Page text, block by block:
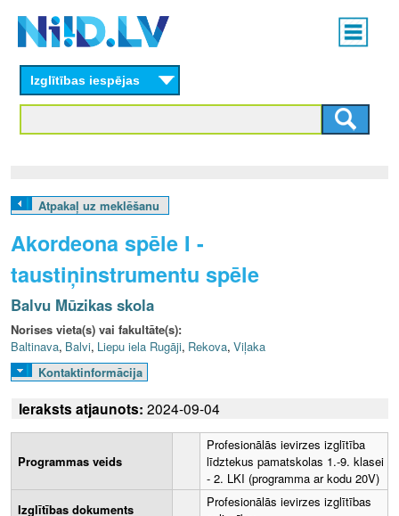
content
Main
menu
L
V
Izglītības iespējas
Atpakaļ uz meklēšanu
Akordeona spēle I -
taustiņinstrumentu spēle
Balvu Mūzikas skola
Norises vieta(s) vai fakultāte(s):
Baltinava, Balvi, Liepu iela Rugāji, Rekova, Viļaka
Kontaktinformācija
Ieraksts atjaunots: 2024-09-04
Programmas veids
Profesionālās ievirzes izglītība
līdztekus pamatskolas 1.-9. klasei
- 2. LKI (programma ar kodu 20V)
Izglītības dokuments
Profesionālās ievirzes izglītības